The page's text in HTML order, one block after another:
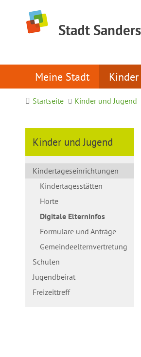
Stadt
Meine Stadt
Startseite Kinder und Jugend
Kinder und Jugend
Kindertageseinrichtungen
Kindertagesstätten
Horte
Digitale Elterninfos
Formulare und Anträge
Gemeindeelternvertretung
Schulen
Jugendbeirat
Freizeittreff